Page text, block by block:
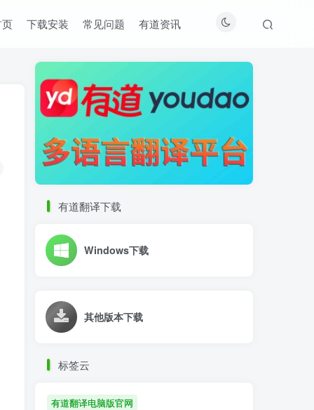
下载安装 常见问题 有道资讯
有道翻译下载
Windows下载
其他版本下载
标签云
有道翻译电脑版官网